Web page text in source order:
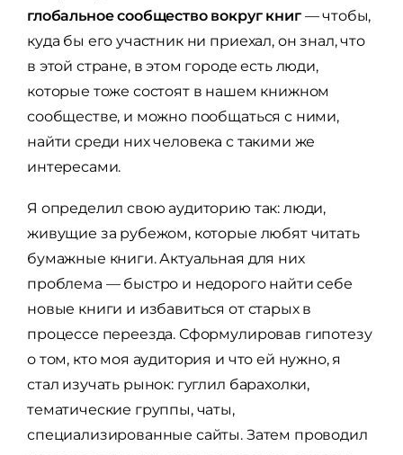
глобальное сообщество вокруг книг— чтобы,
куда бы его участник ни приехал, он знал, что
в этой стране, в этом городе есть люди,
которые тоже состоят в нашем книжном
сообществе, и можно пообщаться с ними,
найти среди них человека с такими же
интересами.
Я определил свою аудиторию так: люди,
живущие за рубежом, которые любят читать
бумажные книги. Актуальная для них
проблема — быстро и недорого найти себе
новые книги и избавиться от старых в
процессе переезда. Сформулировав гипотезу
о том, кто моя аудитория и что ей нужно, я
стал изучать рынок: гуглил барахолки,
тематические группы, чаты,
специализированные сайты. Затем проводил